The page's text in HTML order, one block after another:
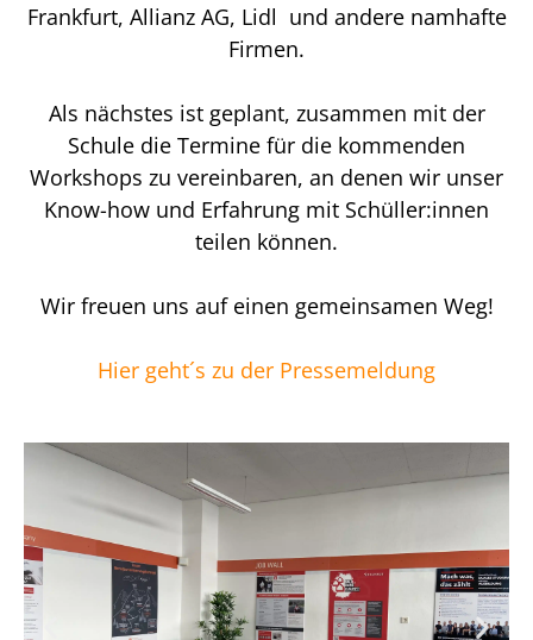
Frankfurt, Allianz AG, Lidl und andere namhafte
Firmen.
Als nächstes ist geplant, zusammen mit der
Schule die Termine für die kommenden
Workshops zu vereinbaren, an denen wir unser
Know-how und Erfahrung mit Schüller:innen
teilen können.
Wir freuen uns auf einen gemeinsamen Weg!
Hier geht´s zu der Pressemeldung